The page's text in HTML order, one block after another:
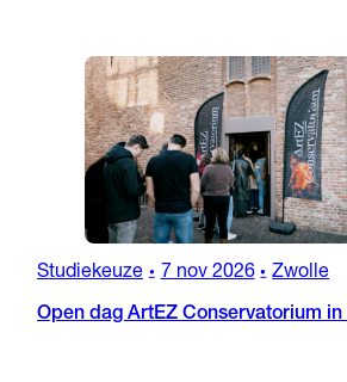
Studiekeuze • 7 nov 2026 • Zwolle
Open dag ArtEZ Conservatorium in